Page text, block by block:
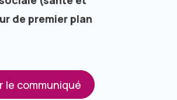
de premier plan
le communiqué